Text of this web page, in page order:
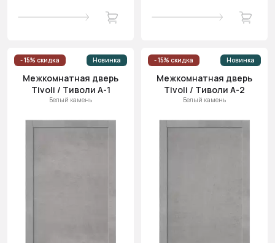
- 15% скидка Новинка
Межкомнатная дверь
Tivoli / Тиволи А-1
Белый камень
- 15% скидка Новинка
Межкомнатная дверь
Tivoli / Тиволи А-2
Белый камень